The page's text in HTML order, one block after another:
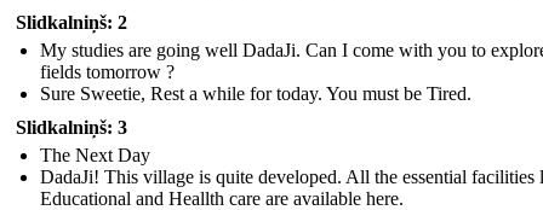
Slidkalniņš: 2
My studies are going well DadaJi. Can I come with you to
fields tomorrow ?
Sure Sweetie, Rest a while for today. You must be Tired.
Slidkalniņš: 3
The Next Day
DadaJi! This village is quite developed. All the essential facilities
Educational and Heallth care are available here.